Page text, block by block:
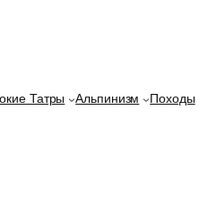
Татры Альпинизм Походы